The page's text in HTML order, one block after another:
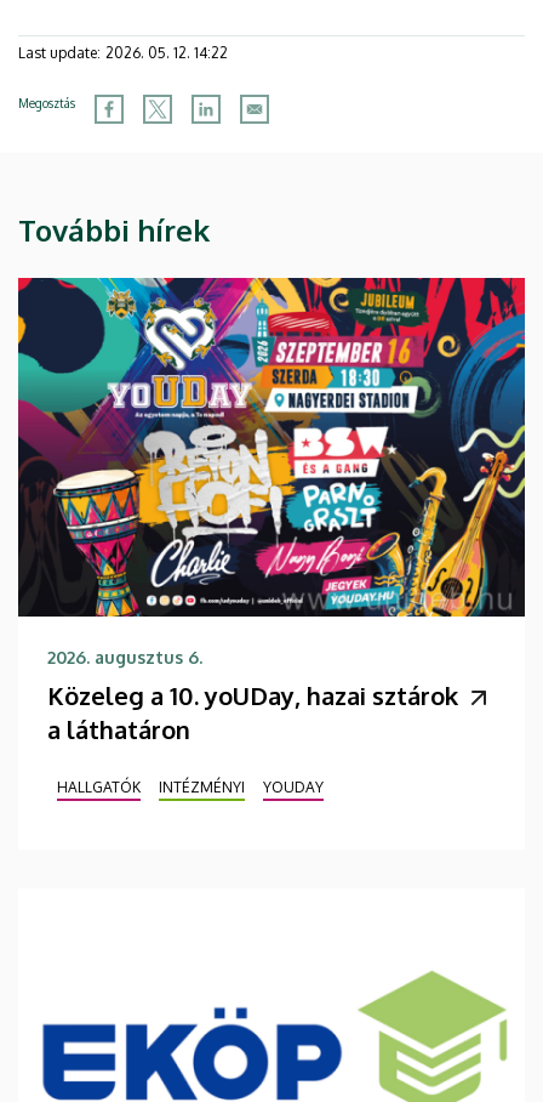
Last update: 2026. 05. 12. 14:22
Megosztás
További hírek
2026. augusztus 6.
Közeleg a 10. yoUDay, hazai sztárok
a láthatáron
HALLGATÓK INTÉZMÉNYI YOUDAY